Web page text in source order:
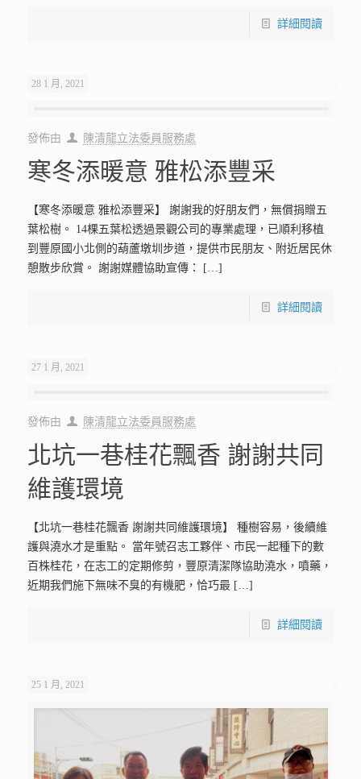
詳細閱讀
28 1 月, 2021
發佈由 陳清龍立法委員服務處
寒冬添暖意 雅松添豐采
【寒冬添暖意 雅松添豐采】 謝謝我的好朋友們，無償捐贈五
葉松樹。 14棵五葉松透過景觀公司的專業處理，已順利移植
到豐原國小北側的葫蘆墩圳步道，提供市民朋友、附近居民休
憩散步欣賞。 謝謝媒體協助宣傳：
[…]
詳細閱讀
27 1 月, 2021
發佈由 陳清龍立法委員服務處
北坑一巷桂花飄香 謝謝共同
維護環境
【北坑一巷桂花飄香 謝謝共同維護環境】 種樹容易，後續維
護與澆水才是重點。 當年號召志工夥伴、市民一起種下的數
百株桂花，在志工的定期修剪，豐原清潔隊協助澆水，噴藥，
近期我們施下無味不臭的有機肥，恰巧最[…]
詳細閱讀
25 1 月, 2021